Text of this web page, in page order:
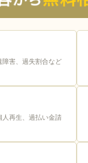
障害、過失割合など
人再生、過払い金請